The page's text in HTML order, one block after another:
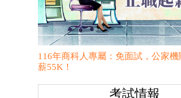
116年商科人專屬：免面試，公家機
薪55K！
考試情報